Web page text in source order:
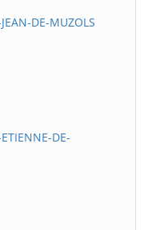
DE-MUZOLS
DE-